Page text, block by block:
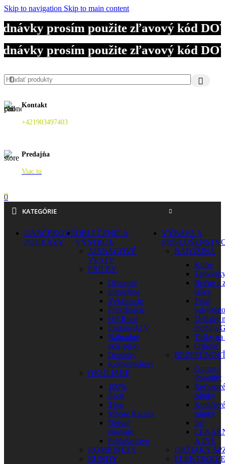
Skip to navigation Skip to main content
prosím použite zľavový kód
prosím použite zľavový kód
prosím použite zľavový kód
Kontakt
+421903497403
Predajňa
Viac tu
0
KATEGÓRIE
DARČEKOVÉ
POUKAZY
OBLEČENIE A
VÝSTROJ
AIRBAGOVÉ
VESTY
PRILBY
Otvorené
Integrálne
Vyklápacie
Preklápacie
Off Road
Enduro/ATV
Náhradné
sklá-plexi
Doplnky
Komunikátory
OKULIARE
100%
Scott
Thor
Moose Racing
Detské
okuliare
Príslušenstvo
KOMBINÉZY
BUNDY
VÝBAVA A
BATOŽINA
Kufre
Bočné a
tašky
Pitné
vaky/
Držiaky
mobil a
Tašky na
Ostatné
Gurtne /
Popruhy
Reťazové
zámky
Kotúčové
zámky
Iné
A INÉ
DRŽIAKY